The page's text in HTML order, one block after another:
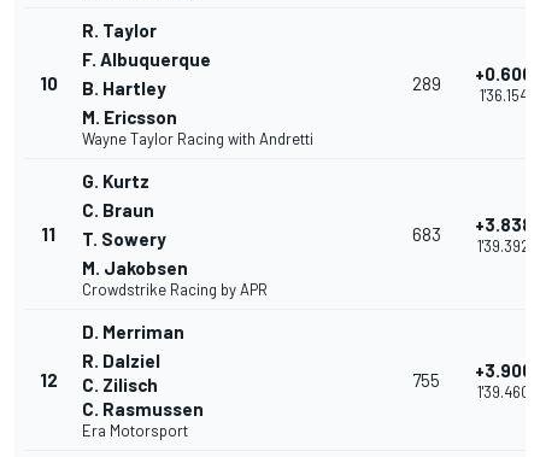
10
R. Taylor
F. Albuquerque
B. Hartley
M. Ericsson
Wayne Taylor Racing with Andretti
289 +0.600
1'36.154
11
G. Kurtz
C. Braun
T. Sowery
M. Jakobsen
Crowdstrike Racing by APR
683 +3.838
1'39.392
12
D. Merriman
R. Dalziel
C. Zilisch
C. Rasmussen
Era Motorsport
755 +3.906
1'39.460